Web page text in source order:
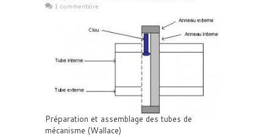
1 commentaire
Préparation et assemblage des tubes de
mécanisme (Wallace)